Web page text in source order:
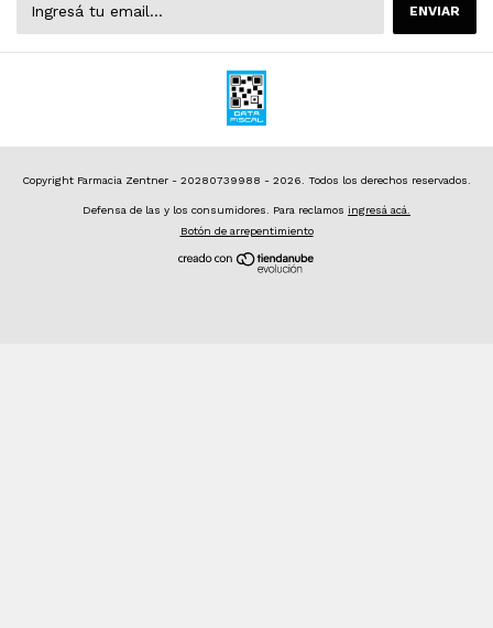
Copyright Farmacia Zentner - 20280739988 - 2026. Todos los derechos reservados.
Defensa de las y los consumidores. Para reclamos ingresá acá.
Botón de arrepentimiento